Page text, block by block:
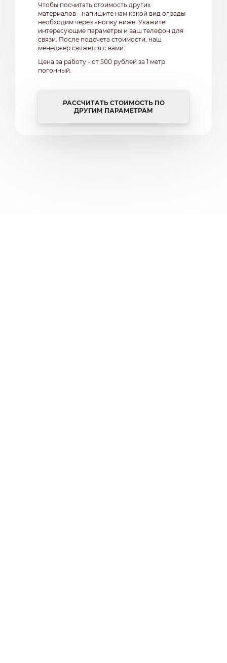
Чтобы посчитать стоимость других
материалов - напишите нам какой вид ограды
необходим через кнопку ниже. Укажите
интересующие параметры и ваш телефон для
связи. После подсчета стоимости, наш
менеджер свяжется с вами.
Цена за работу - от 500 рублей за 1 метр
погонный.
РАССЧИТАТЬ СТОИМОСТЬ ПО
ДРУГИМ ПАРАМЕТРАМ